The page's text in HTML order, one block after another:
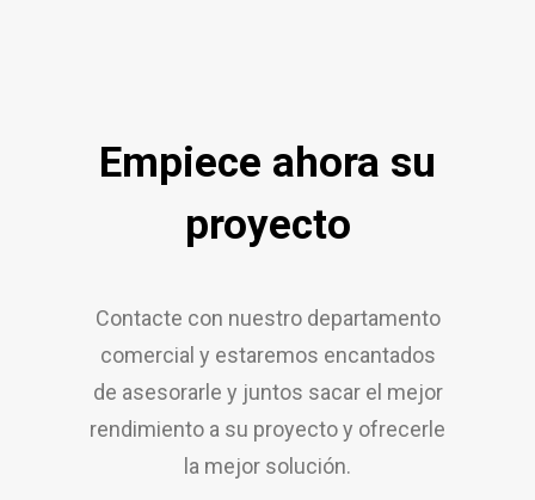
Empiece ahora su
proyecto
Contacte con nuestro departamento
comercial y estaremos encantados
de asesorarle y juntos sacar el mejor
rendimiento a su proyecto y ofrecerle
la mejor solución.